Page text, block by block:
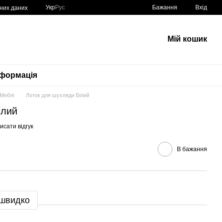
даних УкрРус Бажання Вхід
Мій кошик
Меблі Лоток для шухляди Білий
відгук
В бажання